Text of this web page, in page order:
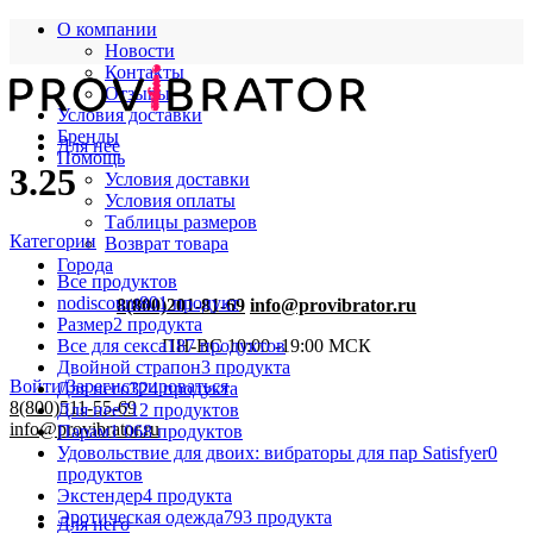
О компании
Новости
Контакты
Отзывы
Условия доставки
Бренды
Помощь
Условия доставки
Условия оплаты
Таблицы размеров
Возврат товара
Города
8(800)201-81-69 info@provibrator.ru
ПН-ВС 10:00 -19:00 МСК
Войти/Зарегистрироваться
8(800)511-55-69
info@provibrator.ru
Для нее
Для него
3.25
Категории
Все продуктов
nodiscount801 продукт
Размер2 продукта
Все для секса187 продуктов
Двойной страпон3 продукта
Для него324 продукта
Для нее712 продуктов
Парам1 068 продуктов
Удовольствие для двоих: вибраторы для пар Satisfyer0
продуктов
Экстендер4 продукта
Эротическая одежда793 продукта